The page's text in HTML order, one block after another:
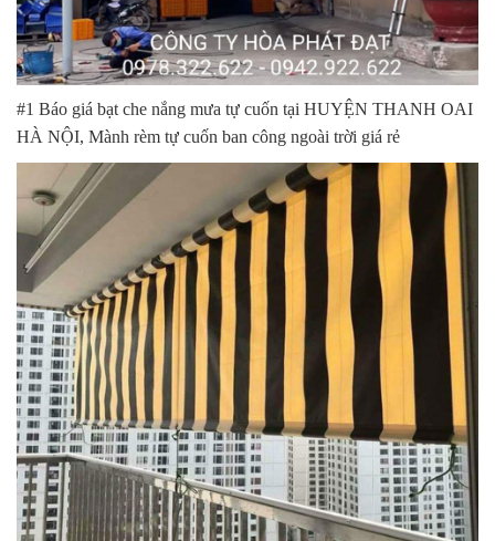
#1 Báo giá bạt che nắng mưa tự cuốn tại HUYỆN THANH OAI
HÀ NỘI, Mành rèm tự cuốn ban công ngoài trời giá rẻ